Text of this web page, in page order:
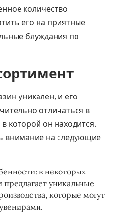
количество
его на приятные
блуждания по
уникален, и его
отличаться в
которой он находится.
внимание на следующие
в некоторых
уникальные
которые могут